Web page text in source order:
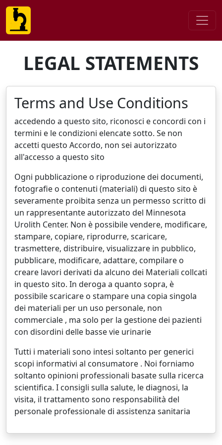
LEGAL STATEMENTS
Terms and Use Conditions
accedendo a questo sito, riconosci e concordi con i
termini e le condizioni elencate sotto. Se non
accetti questo Accordo, non sei autorizzato
all'accesso a questo sito
Ogni pubblicazione o riproduzione dei documenti,
fotografie o contenuti (materiali) di questo sito è
severamente proibita senza un permesso scritto di
un rappresentante autorizzato del Minnesota
Urolith Center. Non è possibile vendere, modificare,
stampare, copiare, riprodurre, scaricare,
trasmettere, distribuire, visualizzare in pubblico,
pubblicare, modificare, adattare, compilare o
creare lavori derivati da alcuno dei Materiali collcati
in questo sito. In deroga a quanto sopra, è
possibile scaricare o stampare una copia singola
dei materiali per un uso personale, non
commerciale , ma solo per la gestione dei pazienti
con disordini delle basse vie urinarie
Tutti i materiali sono intesi soltanto per generici
scopi informativi al consumatore . Noi forniamo
soltanto opinioni professionali basate sulla ricerca
scientifica. I consigli sulla salute, le diagnosi, la
visita, il trattamento sono responsabilità del
personale professionale di assistenza sanitaria